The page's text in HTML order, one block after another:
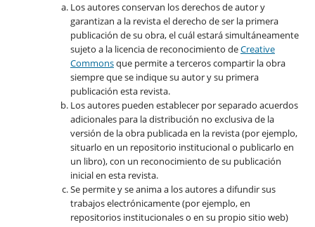
Los autores conservan los derechos de autor y
garantizan a la revista el derecho de ser la primera
publicación de su obra, el cuál estará simultáneamente
sujeto a la licencia de reconocimiento deCreative
Commonsque permite a terceros compartir la obra
siempre que se indique su autor y su primera
publicación esta revista.
Los autores pueden establecer por separado acuerdos
adicionales para la distribución no exclusiva de la
versión de la obra publicada en la revista (por ejemplo,
situarlo en un repositorio institucional o publicarlo en
un libro), con un reconocimiento de su publicación
inicial en esta revista.
Se permite y se anima a los autores a difundir sus
trabajos electrónicamente (por ejemplo, en
repositorios institucionales o en su propio sitio web)